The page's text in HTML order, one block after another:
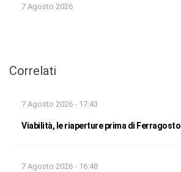
7 Agosto 2026
Correlati
7 Agosto 2026 - 17:43
Viabilità, le riaperture prima di Ferragosto
7 Agosto 2026 - 16:48